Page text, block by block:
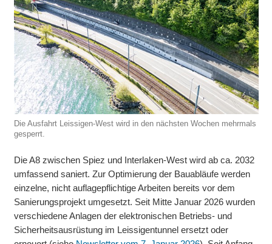
Die Aus­fahrt Leissigen-West wird in den nächs­ten Wochen mehr­mals
gesperrt.
Die A8 zwischen Spiez und Interlaken-West wird ab ca. 2032
um­fassend saniert. Zur Optimie­rung der Bau­abläufe wer­den
ein­zelne, nicht auflage­pflichtige Arbei­ten be­reits vor dem
Sanierungs­projekt umgesetzt. Seit Mitte Januar 2026 wur­den
ver­schie­dene Anla­gen der elektro­nischen Betriebs- und
Sicher­heits­aus­rüstung im Leissigen­tunnel ersetzt oder